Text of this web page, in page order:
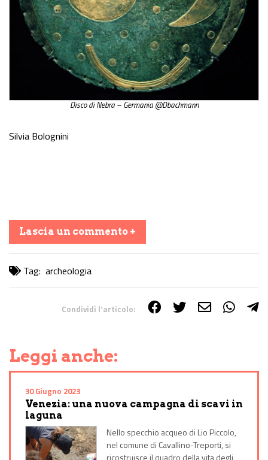
Disco di Nebra – Germania @Dbachmann
Silvia Bolognini
Lascia un commento +
Tag: archeologia
Condividi l'articolo:
Leggi anche:
30 Giugno 2023
Venezia: una nuova campagna di scavi in
laguna
Nello specchio acqueo di Lio Piccolo,
nel comune di Cavallino-Treporti, si
ricostruisce il quadro della vita degli